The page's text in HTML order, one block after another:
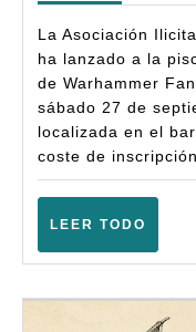
La Asociación
ha lanzado a la
de Warhammer
sábado 27 de
localizada en el
coste de
LEER TODO